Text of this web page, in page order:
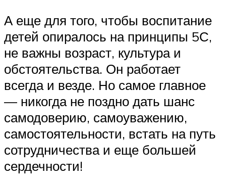
А еще для того, чтобы воспитание
детей опиралось на принципы 5С,
не важны возраст, культура и
обстоятельства. Он работает
всегда и везде. Но самое главное
— никогда не поздно дать шанс
самодоверию, самоуважению,
самостоятельности, встать на путь
сотрудничества и еще большей
сердечности!